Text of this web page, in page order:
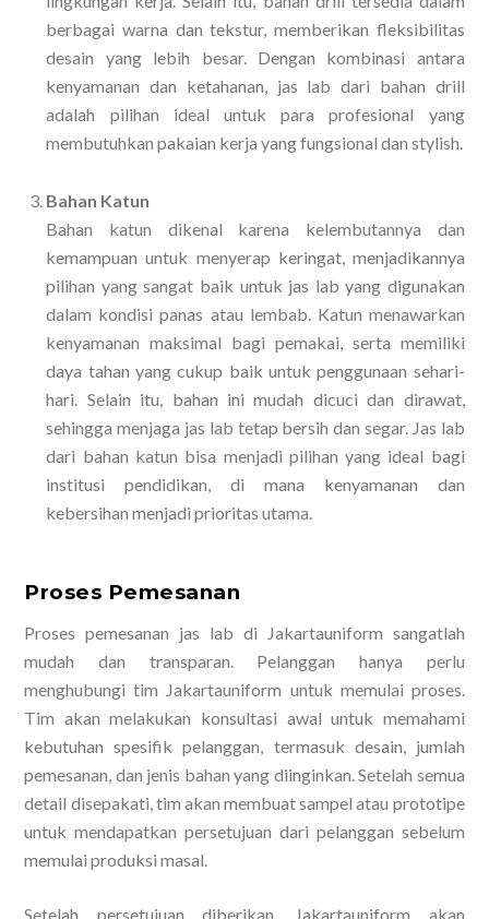
berbagai warna dan tekstur, memberikan fleksibilitas
desain yang lebih besar. Dengan kombinasi antara
kenyamanan dan ketahanan, jas lab dari bahan drill
adalah pilihan ideal untuk para profesional yang
membutuhkan pakaian kerja yang fungsional dan stylish.
Bahan Katun
Bahan katun dikenal karena kelembutannya dan
kemampuan untuk menyerap keringat, menjadikannya
pilihan yang sangat baik untuk jas lab yang digunakan
dalam kondisi panas atau lembab. Katun menawarkan
kenyamanan maksimal bagi pemakai, serta memiliki
daya tahan yang cukup baik untuk penggunaan sehari-
hari. Selain itu, bahan ini mudah dicuci dan dirawat,
sehingga menjaga jas lab tetap bersih dan segar. Jas lab
dari bahan katun bisa menjadi pilihan yang ideal bagi
institusi pendidikan, di mana kenyamanan dan
kebersihan menjadi prioritas utama.
Proses Pemesanan
Proses pemesanan jas lab di Jakartauniform sangatlah
mudah dan transparan. Pelanggan hanya perlu
menghubungi tim Jakartauniform untuk memulai proses.
Tim akan melakukan konsultasi awal untuk memahami
kebutuhan spesifik pelanggan, termasuk desain, jumlah
pemesanan, dan jenis bahan yang diinginkan. Setelah semua
detail disepakati, tim akan membuat sampel atau prototipe
untuk mendapatkan persetujuan dari pelanggan sebelum
memulai produksi masal.
Setelah persetujuan diberikan, Jakartauniform akan